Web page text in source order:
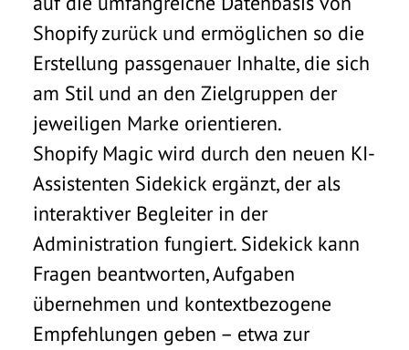
Shopify zurück und ermöglichen so die
Erstellung passgenauer Inhalte, die sich
am Stil und an den Zielgruppen der
jeweiligen Marke orientieren.
Shopify Magic wird durch den neuen KI-
Assistenten Sidekick ergänzt, der als
interaktiver Begleiter in der
Administration fungiert. Sidekick kann
Fragen beantworten, Aufgaben
übernehmen und kontextbezogene
Empfehlungen geben – etwa zur